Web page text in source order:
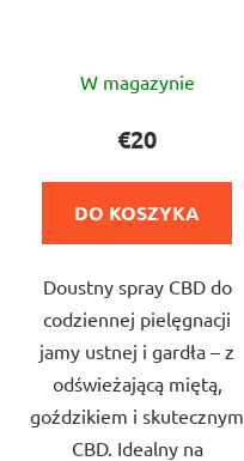
ocena
5,0
na
gwiazdek.
W magazynie
€20
DO KOSZYKA
Doustny spray CBD do
codziennej pielęgnacji
jamy ustnej i gardła – z
odświeżającą miętą,
goździkiem i skutecznym
CBD. Idealny na